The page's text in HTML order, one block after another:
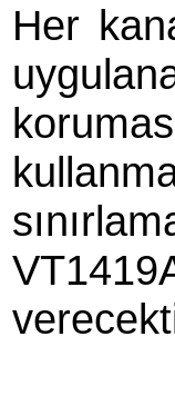
Her